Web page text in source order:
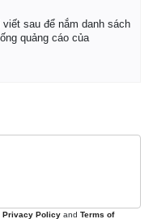
sau để nắm danh sách
quảng cáo của
Privacy Policy and Terms of